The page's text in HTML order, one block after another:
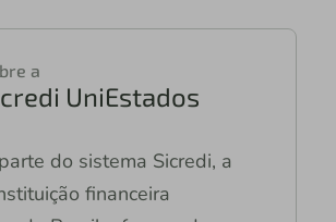
a
UniEstados
do sistema Sicredi, a
financeira